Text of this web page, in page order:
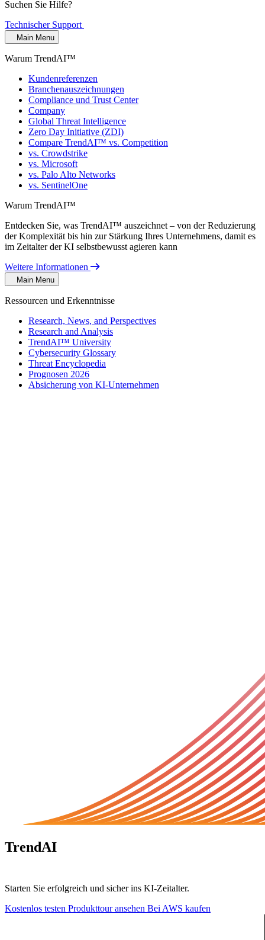
Suchen Sie Hilfe?
Technischer Support
Main Menu
Warum TrendAI™
Kundenreferenzen
Branchenauszeichnungen
Compliance und Trust Center
Company
Global Threat Intelligence
Zero Day Initiative (ZDI)
Compare TrendAI™ vs. Competition
vs. Crowdstrike
vs. Microsoft
vs. Palo Alto Networks
vs. SentinelOne
Warum TrendAI™
Entdecken Sie, was TrendAI™ auszeichnet – von der Reduzierung
der Komplexität bis hin zur Stärkung Ihres Unternehmens, damit es
im Zeitalter der KI selbstbewusst agieren kann
Weitere Informationen
Main Menu
Ressourcen und Erkenntnisse
Research, News, and Perspectives
Research and Analysis
TrendAI™ University
Cybersecurity Glossary
Threat Encyclopedia
Prognosen 2026
Absicherung von KI-Unternehmen
TrendAI
Starten Sie erfolgreich und sicher ins KI-Zeitalter.
Kostenlos testen Produkttour ansehen Bei AWS kaufen